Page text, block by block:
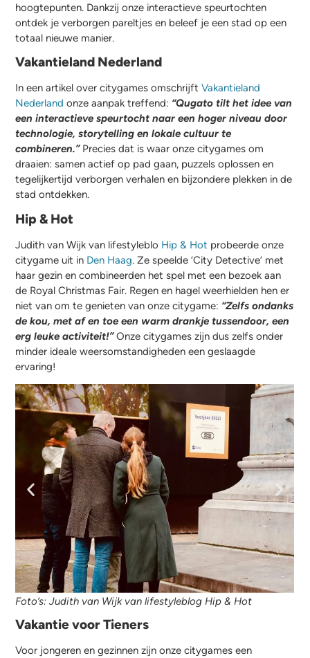
hoogtepunten. Dankzij onze interactieve speurtochten
ontdek je verborgen pareltjes en beleef je een stad op een
totaal nieuwe manier.
Vakantieland Nederland
In een artikel over citygames omschrijftVakantieland
Nederland onze aanpak treffend: “Qugato tilt het idee van
een interactieve speurtocht naar een hoger niveau door
technologie, storytelling en lokale cultuur te
combineren.”Precies dat is waar onze citygames om
draaien: samen actief op pad gaan, puzzels oplossen en
tegelijkertijd verborgen verhalen en bijzondere plekken in de
stad ontdekken.
Hip & Hot
Judith van Wijk van lifestyleblo Hip & Hot probeerde onze
citygame uit in Den Haag. Ze speelde ‘City Detective’ met
haar gezin en combineerden het spel met een bezoek aan
de Royal Christmas Fair. Regen en hagel weerhielden hen er
niet van om te genieten van onze citygame: “Zelfs ondanks
de kou, met af en toe een warm drankje tussendoor, een
erg leuke activiteit!”Onze citygames zijn dus zelfs onder
minder ideale weersomstandigheden een geslaagde
ervaring!
Foto’s: Judith van Wijk van lifestyleblog Hip & Hot
Vakantie voor Tieners
Voor jongeren en gezinnen zijn onze citygames een